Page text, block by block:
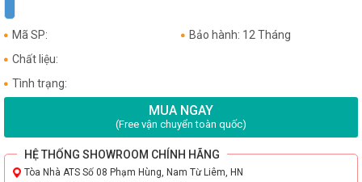
Mã SP:
Bảo hành: 12 Tháng
Chất liệu:
Tình trạng:
MUA NGAY
(Free vận chuyển toàn quốc)
HỆ THỐNG SHOWROOM CHÍNH HÃNG
Tòa Nhà ATS Số 08 Phạm Hùng, Nam Từ Liêm, HN